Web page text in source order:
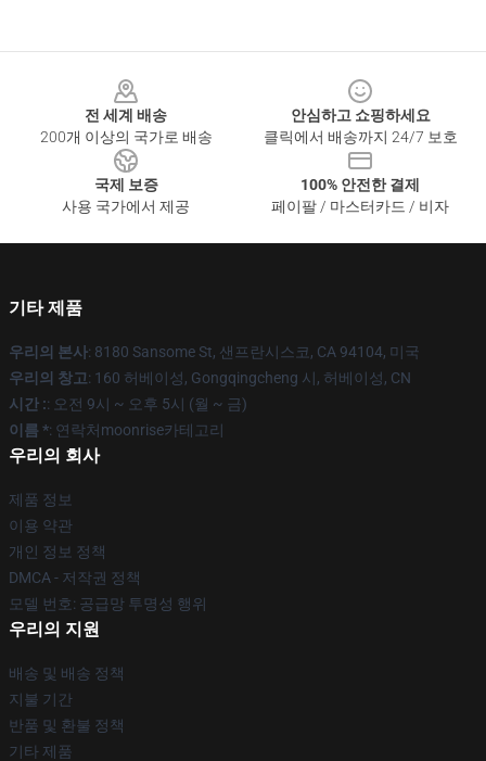
전 세계 배송
200개 이상의 국가로 배송
안심하고 쇼핑하세요
클릭에서 배송까지 24/7 보호
국제 보증
사용 국가에서 제공
100% 안전한 결제
페이팔 / 마스터카드 / 비자
기타 제품
우리의 본사: 8180 Sansome St, 샌프란시스코, CA 94104, 미국
우리의 창고: 160 허베이성, Gongqingcheng 시, 허베이성, CN
시간 :: 오전 9시 ~ 오후 5시 (월 ~ 금)
이름 *: 연락처moonrise카테고리
우리의 회사
제품 정보
이용 약관
개인 정보 정책
DMCA - 저작권 정책
모델 번호: 공급망 투명성 행위
우리의 지원
배송 및 배송 정책
지불 기간
반품 및 환불 정책
기타 제품